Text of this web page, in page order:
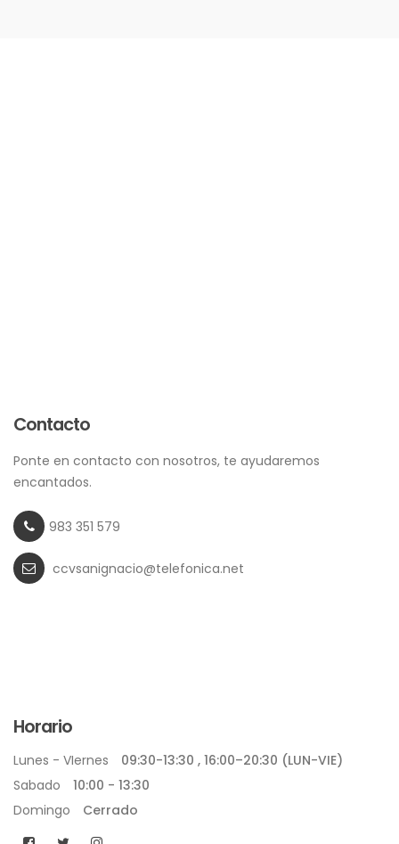
Contacto
Ponte en contacto con nosotros, te ayudaremos
encantados.
983 351 579
ccvsanignacio@telefonica.net
Horario
Lunes - VIernes
09:30-13:30 , 16:00–20:30 (LUN-VIE)
Sabado
10:00 - 13:30
Domingo
Cerrado